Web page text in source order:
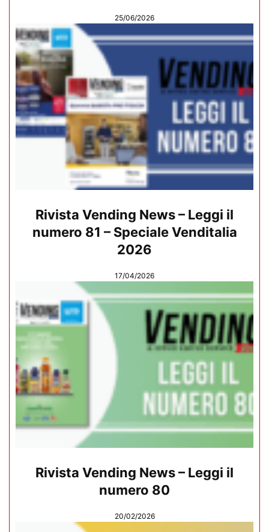
25/06/2026
Rivista Vending News – Leggi il
numero 81 – Speciale Venditalia
2026
17/04/2026
Rivista Vending News – Leggi il
numero 80
20/02/2026